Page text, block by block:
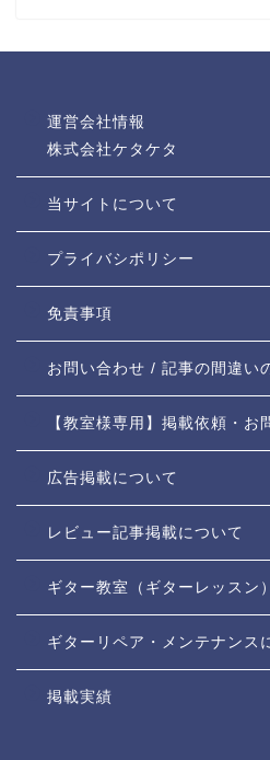
運営会社情報
株式会社ケタケタ
当サイトについて
プライバシポリシー
免責事項
お問い合わせ / 記事の間違い
【教室様専用】掲載依頼・お
広告掲載について
レビュー記事掲載について
ギター教室（ギターレッスン
ギターリペア・メンテナンス
掲載実績